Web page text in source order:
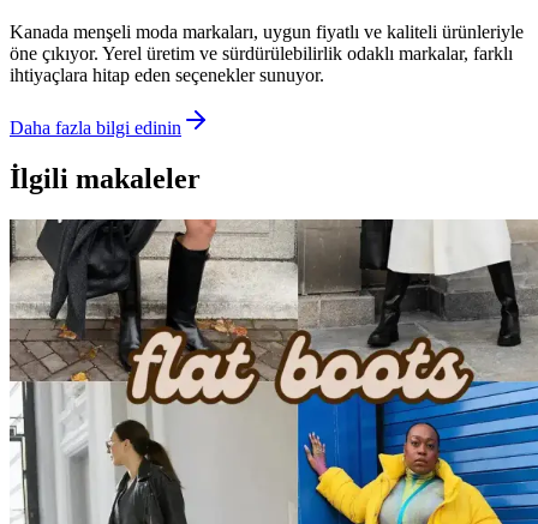
Kanada menşeli moda markaları, uygun fiyatlı ve kaliteli ürünleriyle
öne çıkıyor. Yerel üretim ve sürdürülebilirlik odaklı markalar, farklı
ihtiyaçlara hitap eden seçenekler sunuyor.
Daha fazla bilgi edinin
İlgili makaleler